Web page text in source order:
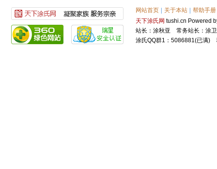
网站首页 关于本站
帮助手册
天下涂氏网 tushi.cn Powered
站长：涂秋亚 常务站长：涂
涂氏QQ群1：5086881(已满)